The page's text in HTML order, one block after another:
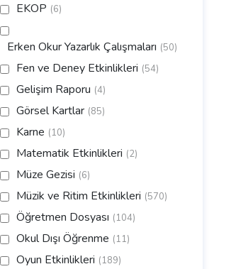
EKOP (6)
Erken Okur Yazarlık Çalışmaları (50)
Fen ve Deney Etkinlikleri (54)
Gelişim Raporu (4)
Görsel Kartlar (85)
Karne (10)
Matematik Etkinlikleri (2)
Müze Gezisi (6)
Müzik ve Ritim Etkinlikleri (570)
Öğretmen Dosyası (104)
Okul Dışı Öğrenme (11)
Oyun Etkinlikleri (189)